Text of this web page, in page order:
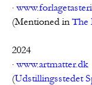
·
(Mentioned in The
2024
· www.artmatter.dk
(Udstillingsstedet